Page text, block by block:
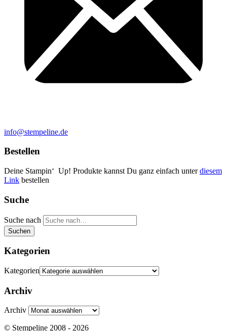
info@stempeline.de
Bestellen
Deine Stampin‘ Up! Produkte kannst Du ganz einfach unterdiesem
Link bestellen
Suche
Suche nach
Suchen
Kategorien
Kategorien
Archiv
Archiv
© Stempeline 2008 - 2026